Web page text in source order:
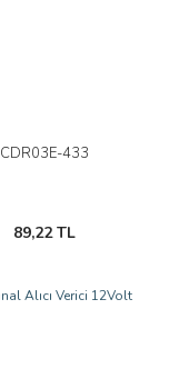
CDR03E-433
89,22 TL